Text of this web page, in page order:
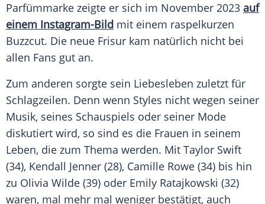
Parfümmarke zeigte er sich im November 2023 auf
einem Instagram-Bild mit einem raspelkurzen
Buzzcut. Die neue Frisur kam natürlich nicht bei
allen Fans gut an.
Zum anderen sorgte sein Liebesleben zuletzt für
Schlagzeilen. Denn wenn Styles nicht wegen seiner
Musik, seines Schauspiels oder seiner Mode
diskutiert wird, so sind es die Frauen in seinem
Leben, die zum Thema werden. Mit Taylor Swift
(34), Kendall Jenner (28), Camille Rowe (34) bis hin
zu Olivia Wilde (39) oder Emily Ratajkowski (32)
waren, mal mehr mal weniger bestätigt, auch